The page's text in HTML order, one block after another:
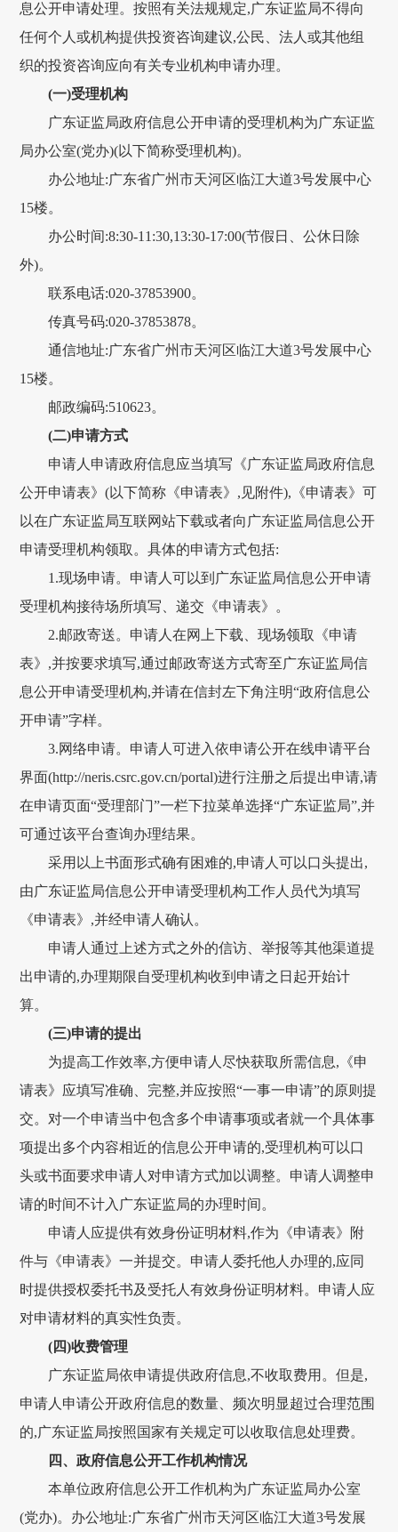
息公开申请处理。按照有关法规规定,广东证监局不得向
任何个人或机构提供投资咨询建议,公民、法人或其他组
织的投资咨询应向有关专业机构申请办理。
(一)受理机构
广东证监局政府信息公开申请的受理机构为广东证监
局办公室(党办)(以下简称受理机构)。
办公地址:广东省广州市天河区临江大道3号发展中心
15楼。
办公时间:8:30-11:30,13:30-17:00(节假日、公休日除
外)。
联系电话:020-37853900。
传真号码:020-37853878。
通信地址:广东省广州市天河区临江大道3号发展中心
15楼。
邮政编码:510623。
(二)申请方式
申请人申请政府信息应当填写《广东证监局政府信息
公开申请表》(以下简称《申请表》,见附件),《申请表》可
以在广东证监局互联网站下载或者向广东证监局信息公开
申请受理机构领取。具体的申请方式包括:
1.现场申请。申请人可以到广东证监局信息公开申请
受理机构接待场所填写、递交《申请表》。
2.邮政寄送。申请人在网上下载、现场领取《申请
表》,并按要求填写,通过邮政寄送方式寄至广东证监局信
息公开申请受理机构,并请在信封左下角注明“政府信息公
开申请”字样。
3.网络申请。申请人可进入依申请公开在线申请平台
界面(http://neris.csrc.gov.cn/portal)进行注册之后提出申请,请
在申请页面“受理部门”一栏下拉菜单选择“广东证监局”,并
可通过该平台查询办理结果。
采用以上书面形式确有困难的,申请人可以口头提出,
由广东证监局信息公开申请受理机构工作人员代为填写
《申请表》,并经申请人确认。
申请人通过上述方式之外的信访、举报等其他渠道提
出申请的,办理期限自受理机构收到申请之日起开始计
算。
(三)申请的提出
为提高工作效率,方便申请人尽快获取所需信息,《申
请表》应填写准确、完整,并应按照“一事一申请”的原则提
交。对一个申请当中包含多个申请事项或者就一个具体事
项提出多个内容相近的信息公开申请的,受理机构可以口
头或书面要求申请人对申请方式加以调整。申请人调整申
请的时间不计入广东证监局的办理时间。
申请人应提供有效身份证明材料,作为《申请表》附
件与《申请表》一并提交。申请人委托他人办理的,应同
时提供授权委托书及受托人有效身份证明材料。申请人应
对申请材料的真实性负责。
(四)收费管理
广东证监局依申请提供政府信息,不收取费用。但是,
申请人申请公开政府信息的数量、频次明显超过合理范围
的,广东证监局按照国家有关规定可以收取信息处理费。
四、政府信息公开工作机构情况
本单位政府信息公开工作机构为广东证监局办公室
(党办)。 办公地址:广东省广州市天河区临江大道3号发展